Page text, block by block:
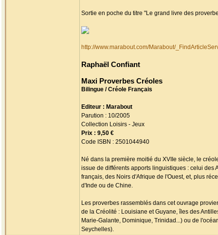
Sortie en poche du titre "Le grand livre des
http://www.marabout.com/Marabout/
Raphaël Confiant
Maxi Proverbes Créoles
Bilingue / Créole Français
Editeur : Marabout
Parution : 10/2005
Collection Loisirs - Jeux
Prix : 9,50 €
Code ISBN : 2501044940
Né dans la première moitié du XVIIe siècle, le
issue de différents apports linguistiques : celui des
français, des Noirs d'Afrique de l'Ouest, et, plus
d'Inde ou de Chine.
Les proverbes rassemblés dans cet ouvrage
de la Créolité : Louisiane et Guyane, îles des
Marie-Galante, Dominique, Trinidad...) ou de
Seychelles).